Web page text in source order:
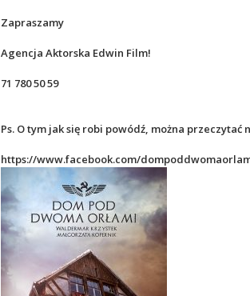
Zapraszamy
Agencja Aktorska Edwin Film!
71 780 50 59
Ps. O tym jak się robi powódź, można przeczytać
https://www.facebook.com/